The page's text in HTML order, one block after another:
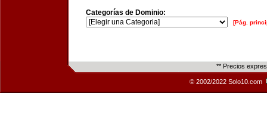
Categorías de Dominio:
[Pág.
** Precios
© 2002/2022 Solo10.com